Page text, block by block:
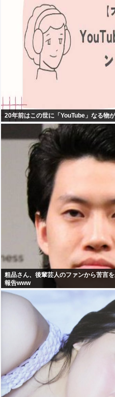
20年前はこの世に「YouTube」なる物
粗品さん、後輩芸人のファンから苦言
報告www